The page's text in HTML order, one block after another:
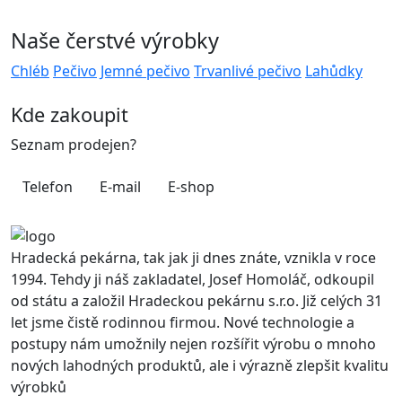
Naše čerstvé výrobky
Chléb Pečivo Jemné pečivo Trvanlivé pečivo Lahůdky
Kde zakoupit
Seznam prodejen?
Telefon E-mail E-shop
Hradecká pekárna, tak jak ji dnes znáte, vznikla v roce
1994. Tehdy ji náš zakladatel, Josef Homoláč, odkoupil
od státu a založil Hradeckou pekárnu s.r.o. Již celých 31
let jsme čistě rodinnou firmou. Nové technologie a
postupy nám umožnily nejen rozšířit výrobu o mnoho
nových lahodných produktů, ale i výrazně zlepšit kvalitu
výrobků